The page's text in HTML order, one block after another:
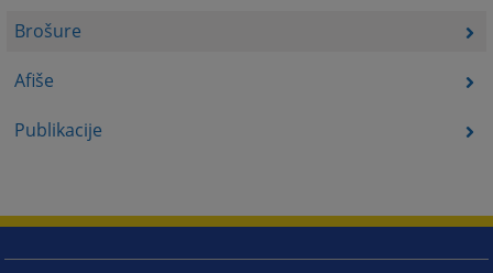
Brošure
Afiše
Publikacije